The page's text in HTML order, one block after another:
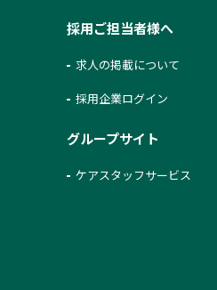
採用ご担当者様へ
求人の掲載について
採用企業ログイン
グループサイト
ケアスタッフサービス